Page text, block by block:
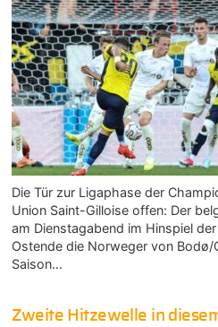
Die Tür zur Ligaphase der
Union Saint-Gilloise offen: Der
am Dienstagabend im Hinspiel
Ostende die Norweger von Bodø/
Saison…
Zweite Hitzewelle in